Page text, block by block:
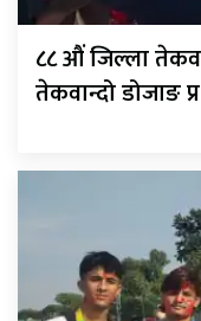
८८ औं जिल्ला
तेकवान्दो डोजाङ